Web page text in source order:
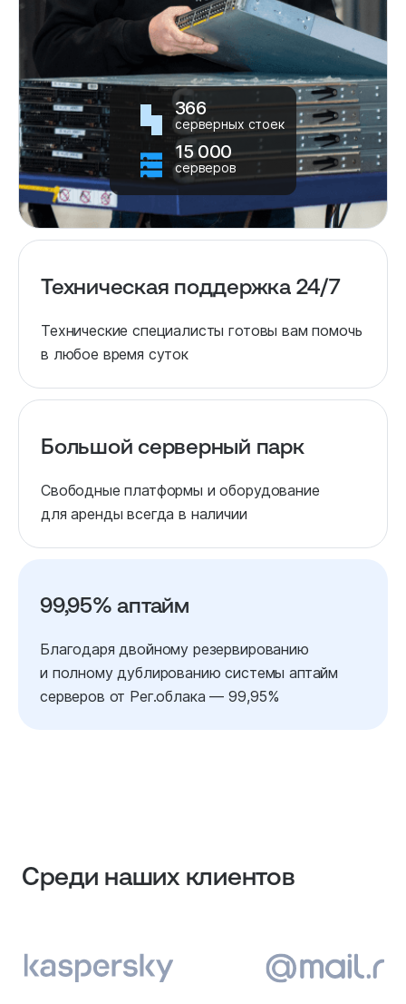
366
серверных стоек
15 000
серверов
Техническая поддержка 24/7
Технические специалисты готовы вам помочь
в любое время суток
Большой серверный парк
Свободные платформы и оборудование
для аренды всегда в наличии
99,95% аптайм
Благодаря двойному резервированию
и полному дублированию системы аптайм
серверов от Рег.облака — 99,95%
Среди наших клиентов